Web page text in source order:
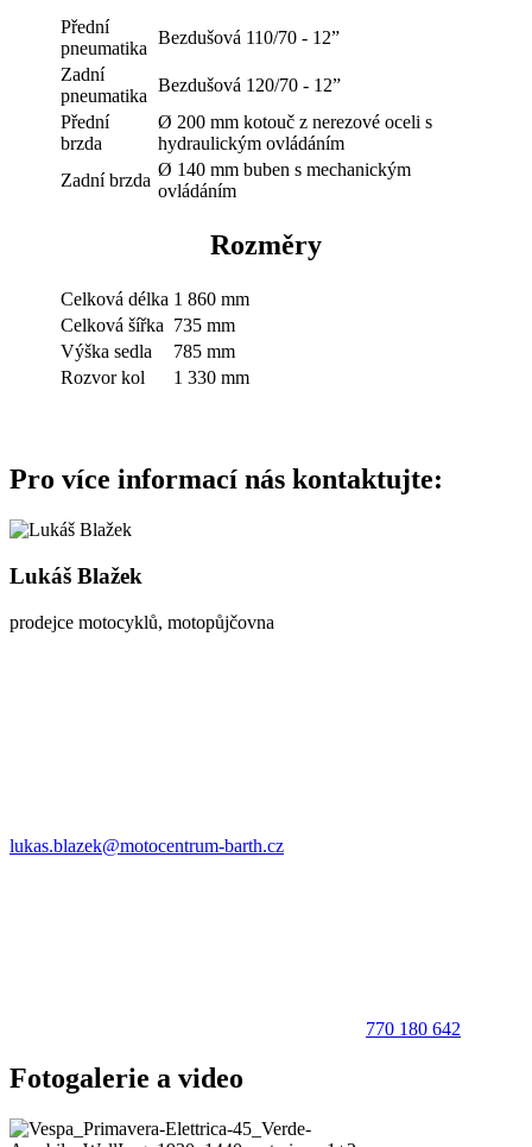
Přední
pneumatika
Bezdušová 110/70 - 12”
Zadní
pneumatika
Bezdušová 120/70 - 12”
Přední
brzda
Ø 200 mm kotouč z nerezové oceli s
hydraulickým ovládáním
Zadní brzda
Ø 140 mm buben s mechanickým
ovládáním
Rozměry
Celková délka 1 860 mm
Celková šířka 735 mm
Výška sedla
785 mm
Rozvor kol
1 330 mm
Pro více informací nás kontaktujte:
Lukáš Blažek
prodejce motocyklů, motopůjčovna
lukas.blazek@motocentrum-barth.cz
770 180 642
Fotogalerie a video